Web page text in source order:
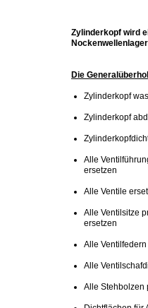
Zylinderkopf wird
Die
Zylinderkopf
Zylinderkopf
Alle
ersetzen
Alle Ventile
Alle Ventilsitze
ersetzen
Alle
Alle
Alle Stehbolzen